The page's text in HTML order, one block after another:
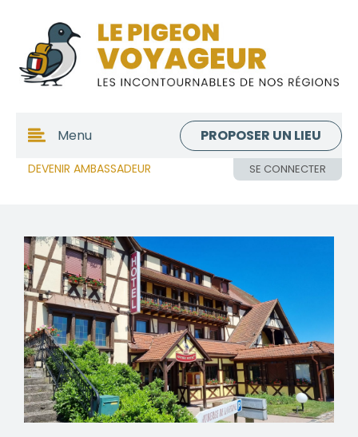
DEVENIR AMBASSADEUR SE CONNECTER
Menu PROPOSER UN LIEU